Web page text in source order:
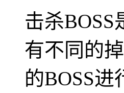
击杀
有不同的
的BOSS进